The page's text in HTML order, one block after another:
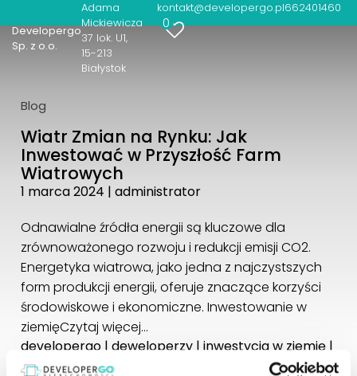
Developergo
Sp. z o.o.
Adama
Mickiewicza
37 lok. U1
15-213
Białystok
kontakt@developergo.pl662401460
0
Blog
Wiatr Zmian na Rynku: Jak
Inwestować w Przyszłość Farm
Wiatrowych
1 marca 2024 |administrator
Odnawialne źródła energii są kluczowe dla
zrównoważonego rozwoju i redukcji emisji CO2.
Energetyka wiatrowa, jako jedna z najczystszych
form produkcji energii, oferuje znaczące korzyści
środowiskowe i ekonomiczne. Inwestowanie w
ziemięCzytaj więcej…
developergo |deweloperzy |inwestycja w ziemię |
kredyt na zakup działki
odnawialne źródła energii